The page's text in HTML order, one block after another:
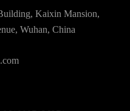
Kaixin Mansion,
Wuhan, China